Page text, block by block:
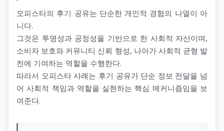
오피스타의 후기 공유는 단순한 개인적 경험의 나열이 아
니다.
그것은 투명성과 공정성을 기반으로 한 사회적 자산이며,
소비자 보호와 커뮤니티 신뢰 형성, 나아가 사회적 균형 발
전에 기여하는 역할을 수행한다.
따라서 오피스타 사례는 후기 공유가 단순 정보 전달을 넘
어 사회적 책임과 역할을 실현하는 핵심 메커니즘임을 보
여준다.